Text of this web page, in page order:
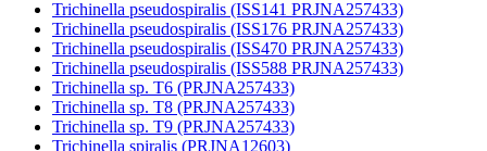
Trichinella pseudospiralis (ISS141 PRJNA257433)
Trichinella pseudospiralis (ISS176 PRJNA257433)
Trichinella pseudospiralis (ISS470 PRJNA257433)
Trichinella pseudospiralis (ISS588 PRJNA257433)
Trichinella sp. T6 (PRJNA257433)
Trichinella sp. T8 (PRJNA257433)
Trichinella sp. T9 (PRJNA257433)
Trichinella spiralis (PRJNA12603)